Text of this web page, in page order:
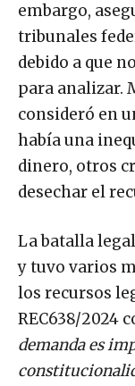
embargo,
tribunales
debido a que
para analizar.
consideró en
había una
dinero, otros
desechar el
La batalla
y tuvo varios
los recursos
REC638/2024
demanda es